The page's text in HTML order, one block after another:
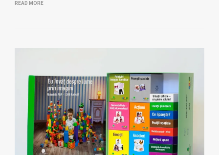
READ MORE